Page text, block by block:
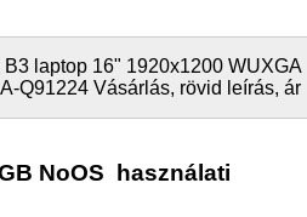
laptop 16" 1920x1200 WUXGA
Q91224 Vásárlás, rövid leírás, ár
NoOS használati